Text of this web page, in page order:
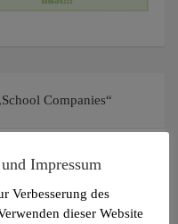
Companies“
Gute-Laune-News
Impressum
Verbesserung des
dieser Website